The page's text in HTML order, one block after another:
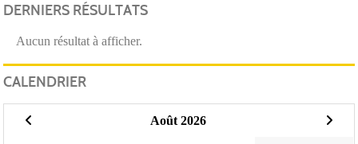
DERNIERS RÉSULTATS
Aucun résultat à afficher.
CALENDRIER
Août 2026